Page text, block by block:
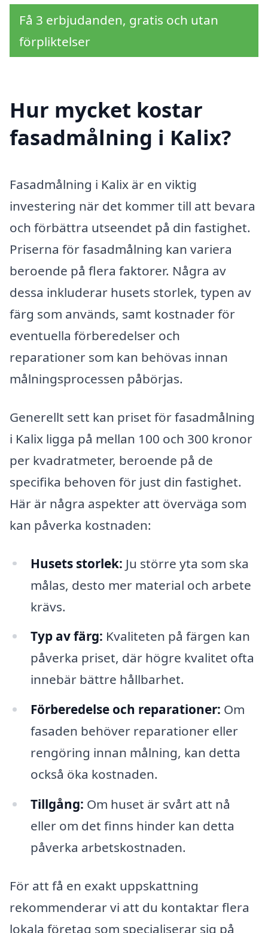
Få 3 erbjudanden, gratis och utan
förpliktelser
Hur mycket kostar
fasadmålning i Kalix?
Fasadmålning i Kalix är en viktig
investering när det kommer till att bevara
och förbättra utseendet på din fastighet.
Priserna för fasadmålning kan variera
beroende på flera faktorer. Några av
dessa inkluderar husets storlek, typen av
färg som används, samt kostnader för
eventuella förberedelser och
reparationer som kan behövas innan
målningsprocessen påbörjas.
Generellt sett kan priset för fasadmålning
i Kalix ligga på mellan 100 och 300 kronor
per kvadratmeter, beroende på de
specifika behoven för just din fastighet.
Här är några aspekter att överväga som
kan påverka kostnaden:
Husets storlek: Ju större yta som ska
målas, desto mer material och arbete
krävs.
Typ av färg: Kvaliteten på färgen kan
påverka priset, där högre kvalitet ofta
innebär bättre hållbarhet.
Förberedelse och reparationer: Om
fasaden behöver reparationer eller
rengöring innan målning, kan detta
också öka kostnaden.
Tillgång: Om huset är svårt att nå
eller om det finns hinder kan detta
påverka arbetskostnaden.
För att få en exakt uppskattning
rekommenderar vi att du kontaktar flera
lokala företag som specialiserar sig på